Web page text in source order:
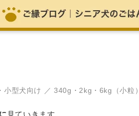
型犬向け ／ 340g・2kg・6kg（小粒）
見ていきます。